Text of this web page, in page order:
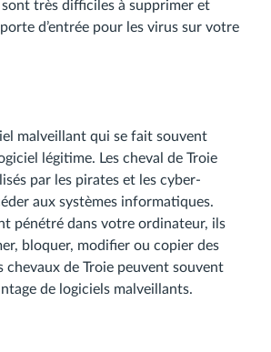
sont très difficiles à supprimer et
d’entrée pour les virus sur votre
malveillant qui se fait souvent
légitime. Les cheval de Troie
par les pirates et les cyber-
aux systèmes informatiques.
pénétré dans votre ordinateur, ils
bloquer, modifier ou copier des
chevaux de Troie peuvent souvent
de logiciels malveillants.